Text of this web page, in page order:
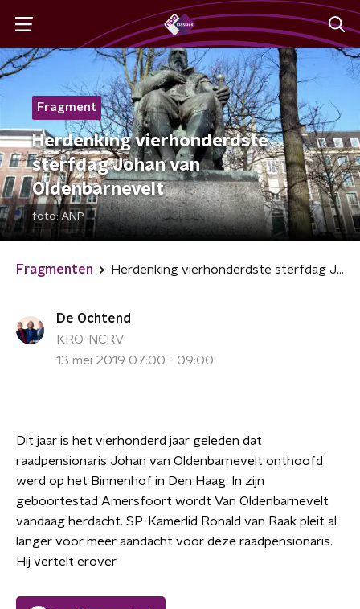
Fragment
Herdenking vierhonderdste
sterfdag Johan van
Oldenbarnevelt
foto:ANP
Fragmenten Herdenking vierhonderdste sterfdag Johan van Oldenbarnevelt
De Ochtend
KRO-NCRV
13 mei 2019 07:00 - 09:00
Dit jaar is het vierhonderd jaar geleden dat
raadpensionaris Johan van Oldenbarnevelt onthoofd
werd op het Binnenhof in Den Haag. In zijn
geboortestad Amersfoort wordt Van Oldenbarnevelt
vandaag herdacht. SP-Kamerlid Ronald van Raak pleit al
langer voor meer aandacht voor deze raadpensionaris.
Hij vertelt erover.